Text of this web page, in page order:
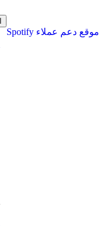
موقع دعم عملاء Spotify